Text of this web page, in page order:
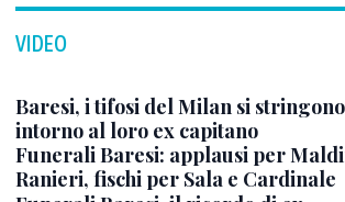
VIDEO
Baresi, i tifosi del Milan si stringono
intorno al loro ex capitano
Funerali Baresi: applausi per
Ranieri, fischi per Sala e Cardinale